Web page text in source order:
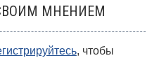
МНЕНИЕМ
, чтобы